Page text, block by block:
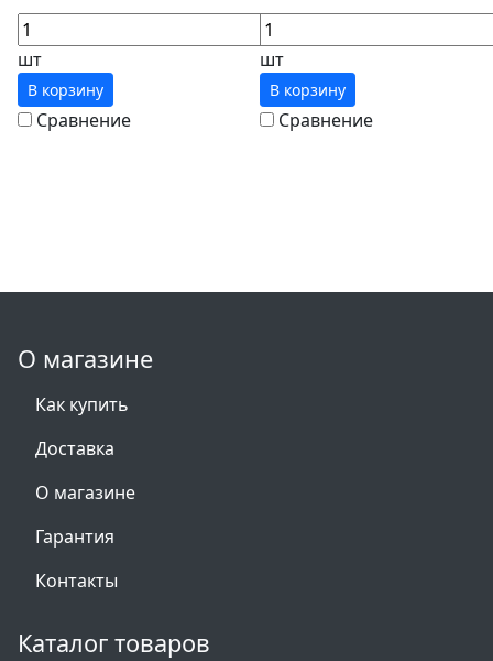
шт
В корзину
Сравнение
шт
В корзину
Сравнение
О магазине
Как купить
Доставка
О магазине
Гарантия
Контакты
Каталог товаров